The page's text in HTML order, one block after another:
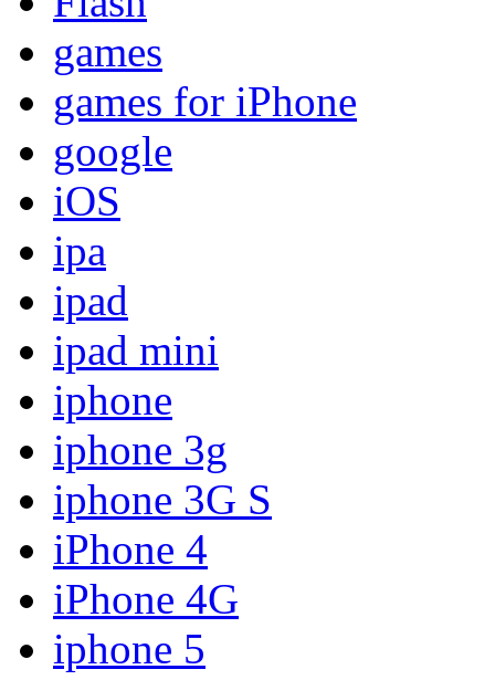
games
games for iPhone
google
iOS
ipa
ipad
ipad mini
iphone
iphone 3g
iphone 3G S
iPhone 4
iPhone 4G
iphone 5